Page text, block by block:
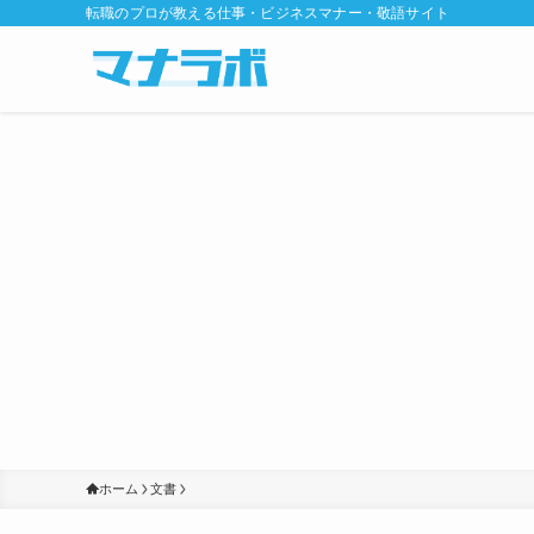
転職のプロが教える仕事・ビジネスマナー・敬語サイト
ホーム 文書